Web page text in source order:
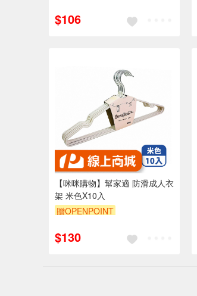
$106
【咪咪購物】幫家適 防滑成人衣
架 米色X10入
贈OPENPOINT
$130